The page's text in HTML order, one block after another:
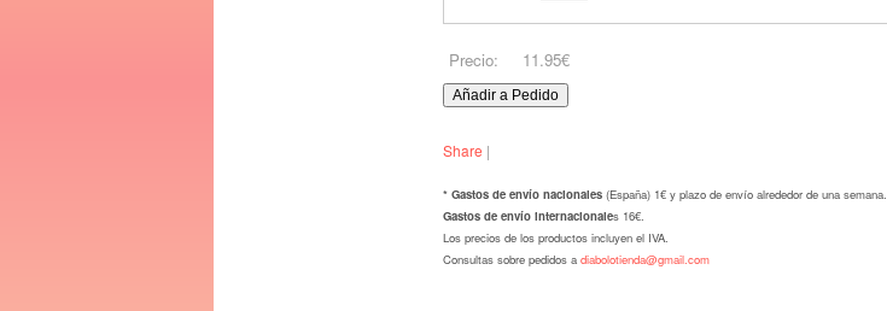
11.95€
Precio:
Share |
* Gastos de envío nacionales (España) 1€ y plazo de envío alrededor de una semana.
Gastos de envío internacionales 16€.
Los precios de los productos incluyen el IVA.
Consultas sobre pedidos a diabolotienda@gmail.com